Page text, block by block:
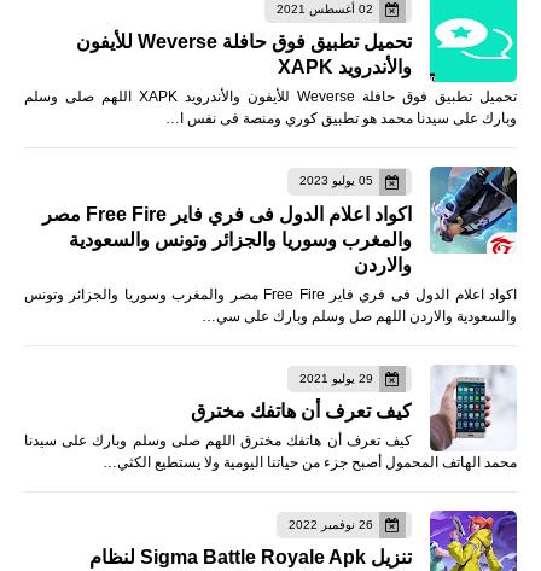
02 أغسطس 2021
تحميل تطبيق فوق حافلة Weverse للأيفون
والأندرويد XAPK
تحميل تطبيق فوق حافلة Weverse للأيفون والأندرويد XAPK اللهم صلى وسلم
وبارك على سيدنا محمد هو تطبيق كوري ومنصة فى نفس ا…
05 يوليو 2023
اكواد اعلام الدول فى فري فاير Free Fire مصر
والمغرب وسوريا والجزائر وتونس والسعودية
والاردن
اكواد اعلام الدول فى فري فاير Free Fire مصر والمغرب وسوريا والجزائر وتونس
والسعودية والاردن اللهم صل وسلم وبارك على سي…
29 يوليو 2021
كيف تعرف أن هاتفك مخترق
كيف تعرف أن هاتفك مخترق اللهم صلى وسلم وبارك على سيدنا
محمد الهاتف المحمول أصبح جزء من حياتنا اليومية ولا يستطيع الكثي…
26 نوفمبر 2022
تنزيل Sigma Battle Royale Apk لنظام